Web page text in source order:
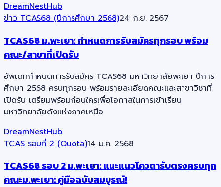
DreamNestHub
ข่าว TCAS68 (ปีการศึกษา 2568)24 ก.ย. 2567
TCAS68 ม.พะเยา: กำหนดการรับสมัครทุกรอบ พร้อม
คณะ/สาขาที่เปิดรับ
อัพเดทกำหนดการรับสมัคร TCAS68 มหาวิทยาลัยพะเยา ปีการ
ศึกษา 2568 ครบทุกรอบ พร้อมรายละเอียดคณะและสาขาวิชาที่
เปิดรับ เตรียมพร้อมก่อนใครเพื่อโอกาสในการเข้าเรียน
มหาวิทยาลัยดังแห่งภาคเหนือ
DreamNestHub
TCAS รอบที่ 2 (Quota)14 ม.ค. 2568
TCAS68 รอบ 2 ม.พะเยา: แนะแนวโควตารับตรงครบทุก
คณะม.พะเยา: คู่มือฉบับสมบูรณ์!